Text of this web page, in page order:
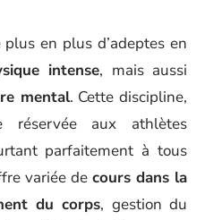
en plus d’adeptes en
intense, mais aussi
mental. Cette discipline,
réservée aux athlètes
parfaitement à tous
variée decours dans la
du corps, gestion du